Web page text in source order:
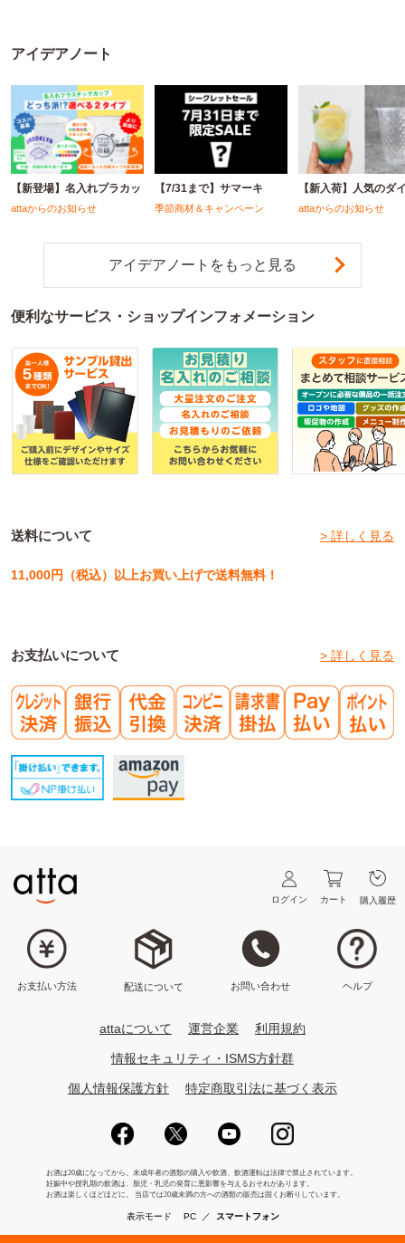
アイデアノート
【新登場】名入れプラカッ
attaからのお知らせ
【7/31まで】サマーキ
季節商材＆キャンペーン
【新入荷】人気のダ
attaからのお知らせ
アイデアノートをもっと見る
便利なサービス・ショップインフォメーション
送料について > 詳しく見る
11,000円（税込）以上お買い上げで送料無料！
お支払いについて > 詳しく見る
ログイン カート 購入履歴
お支払い方法 配送について お問い合わせ ヘルプ
attaについて 運営企業 利用規約
情報セキュリティ・ISMS方針群
個人情報保護方針 特定商取引法に基づく表示
表示モード PC／ スマートフォン